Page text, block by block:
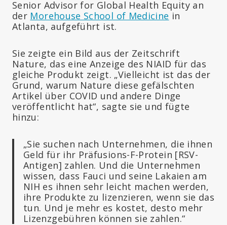
Senior Advisor for Global Health Equity an
der Morehouse School of Medicine in
Atlanta, aufgeführt ist.
Sie zeigte ein Bild aus der Zeitschrift
Nature, das eine Anzeige des NIAID für das
gleiche Produkt zeigt. „Vielleicht ist das der
Grund, warum Nature diese gefälschten
Artikel über COVID und andere Dinge
veröffentlicht hat“, sagte sie und fügte
hinzu:
„Sie suchen nach Unternehmen, die ihnen
Geld für ihr Präfusions-F-Protein [RSV-
Antigen] zahlen. Und die Unternehmen
wissen, dass Fauci und seine Lakaien am
NIH es ihnen sehr leicht machen werden,
ihre Produkte zu lizenzieren, wenn sie das
tun. Und je mehr es kostet, desto mehr
Lizenzgebühren können sie zahlen.“